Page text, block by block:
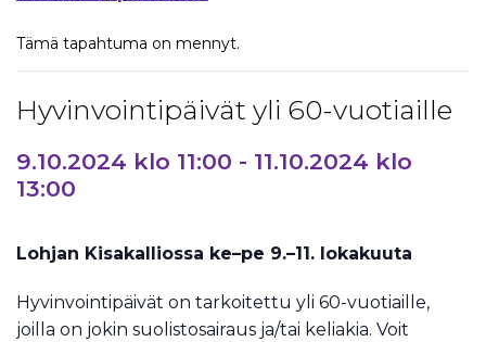
Tämä tapahtuma on mennyt.
Hyvinvointipäivät yli 60-vuotiaille
9.10.2024 klo 11:00 - 11.10.2024 klo
13:00
Lohjan Kisakalliossa ke–pe 9.–11. lokakuuta
Hyvinvointipäivät on tarkoitettu yli 60-vuotiaille,
joilla on jokin suolistosairaus ja/tai keliakia. Voit